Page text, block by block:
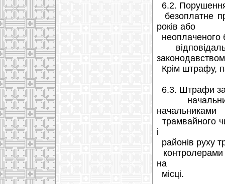
6.2.
безоплатне
років або
неоплаченого
Крім штрафу,
6.3. Штрафи
начальниками
трамвайного
і
районів руху
контролерами
на
місці.